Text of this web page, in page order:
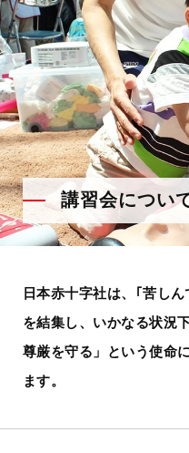
講習会につい
日本赤十字社は、｢苦し
を結集し、いかなる状況
尊厳を守る」という使命
ます。